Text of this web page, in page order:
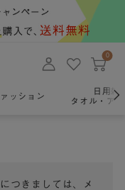
0
ッション
日用雑
タオル・ア
つきましては、メ